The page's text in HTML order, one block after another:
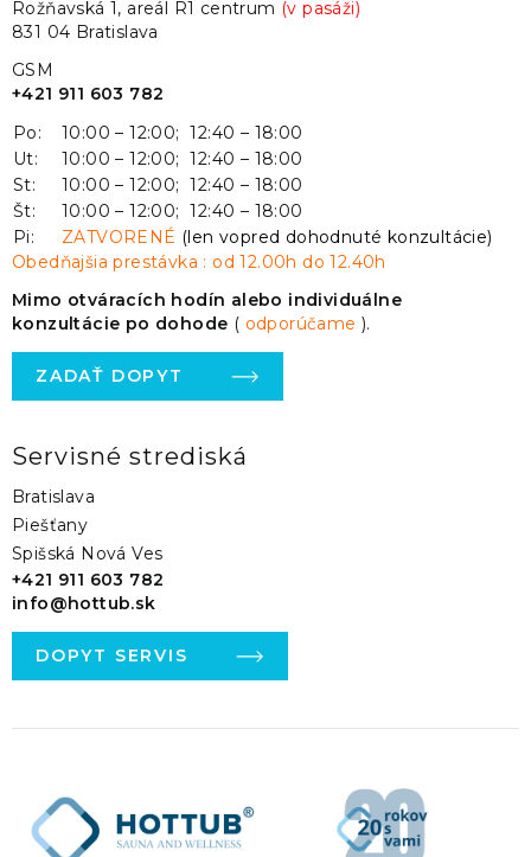
Rožňavská 1, areál R1 centrum (v pasáži)
831 04 Bratislava
GSM
+421 911 603 782
Po:
10:00 – 12:00; 12:40 – 18:00
Ut:
10:00 – 12:00; 12:40 – 18:00
St:
10:00 – 12:00; 12:40 – 18:00
Št:
10:00 – 12:00; 12:40 – 18:00
Pi:
ZATVORENÉ (len vopred dohodnuté konzultácie)
Obedňajšia prestávka : od 12.00h do 12.40h
Mimo otváracích hodín alebo individuálne
konzultácie po dohode ( odporúčame).
ZADAŤ DOPYT
Servisné strediská
Bratislava
Piešťany
Spišská Nová Ves
+421 911 603 782
info@hottub.sk
DOPYT SERVIS